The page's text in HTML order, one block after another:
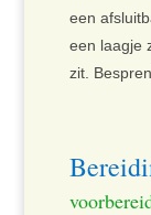
een
een laagje
zit.